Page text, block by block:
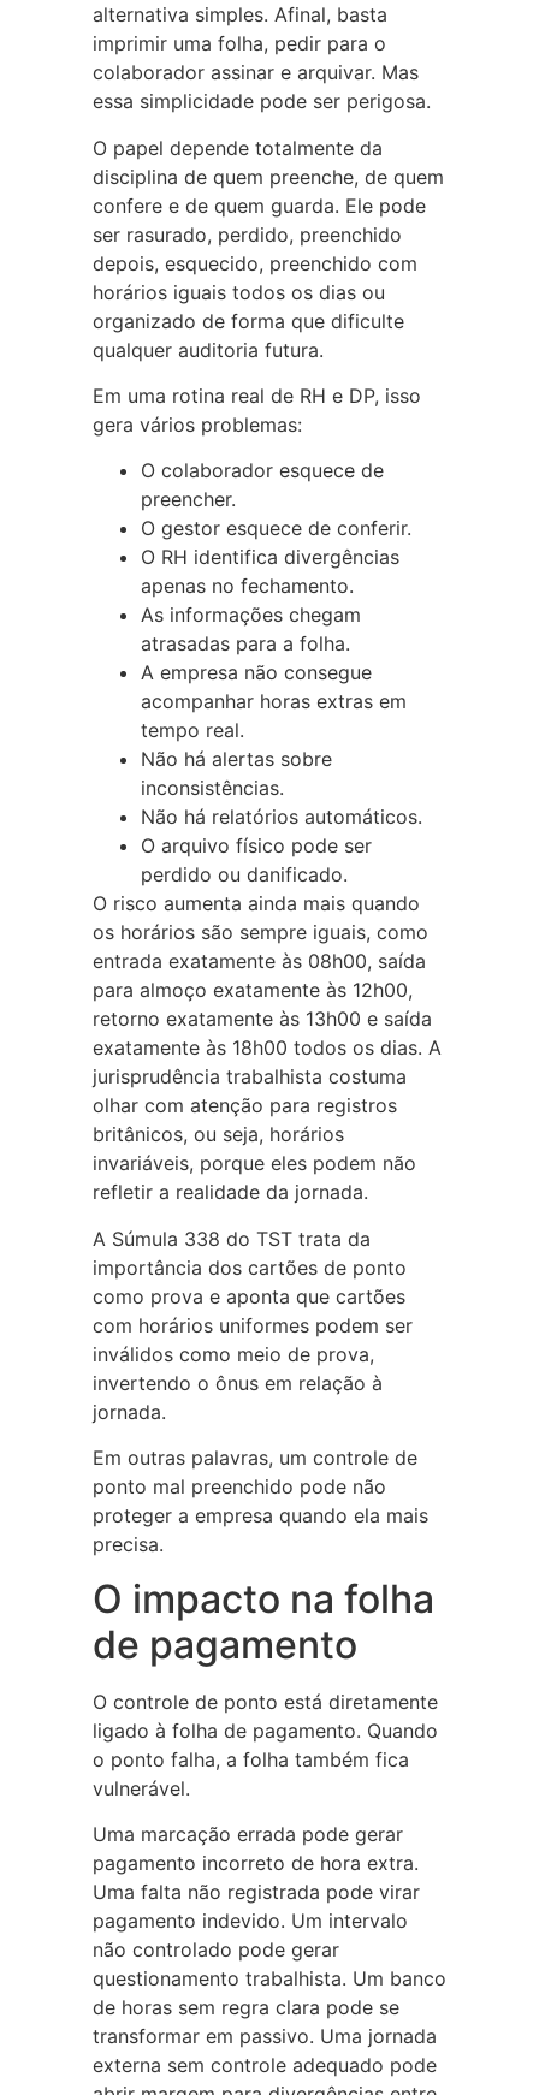
alternativa simples. Afinal, basta
imprimir uma folha, pedir para o
colaborador assinar e arquivar. Mas
essa simplicidade pode ser perigosa.
O papel depende totalmente da
disciplina de quem preenche, de quem
confere e de quem guarda. Ele pode
ser rasurado, perdido, preenchido
depois, esquecido, preenchido com
horários iguais todos os dias ou
organizado de forma que dificulte
qualquer auditoria futura.
Em uma rotina real de RH e DP, isso
gera vários problemas:
O colaborador esquece de
preencher.
O gestor esquece de conferir.
O RH identifica divergências
apenas no fechamento.
As informações chegam
atrasadas para a folha.
A empresa não consegue
acompanhar horas extras em
tempo real.
Não há alertas sobre
inconsistências.
Não há relatórios automáticos.
O arquivo físico pode ser
perdido ou danificado.
O risco aumenta ainda mais quando
os horários são sempre iguais, como
entrada exatamente às 08h00, saída
para almoço exatamente às 12h00,
retorno exatamente às 13h00 e saída
exatamente às 18h00 todos os dias. A
jurisprudência trabalhista costuma
olhar com atenção para registros
britânicos, ou seja, horários
invariáveis, porque eles podem não
refletir a realidade da jornada.
A Súmula 338 do TST trata da
importância dos cartões de ponto
como prova e aponta que cartões
com horários uniformes podem ser
inválidos como meio de prova,
invertendo o ônus em relação à
jornada.
Em outras palavras, um controle de
ponto mal preenchido pode não
proteger a empresa quando ela mais
precisa.
O impacto na folha
de pagamento
O controle de ponto está diretamente
ligado à folha de pagamento. Quando
o ponto falha, a folha também fica
vulnerável.
Uma marcação errada pode gerar
pagamento incorreto de hora extra.
Uma falta não registrada pode virar
pagamento indevido. Um intervalo
não controlado pode gerar
questionamento trabalhista. Um banco
de horas sem regra clara pode se
transformar em passivo. Uma jornada
externa sem controle adequado pode